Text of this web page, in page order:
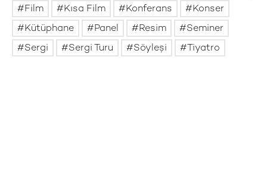
Film
Kısa Film Konferans
Konser
Kütüphane
Panel Resim
Seminer
Sergi
Sergi Turu Söyleşi Tiyatro